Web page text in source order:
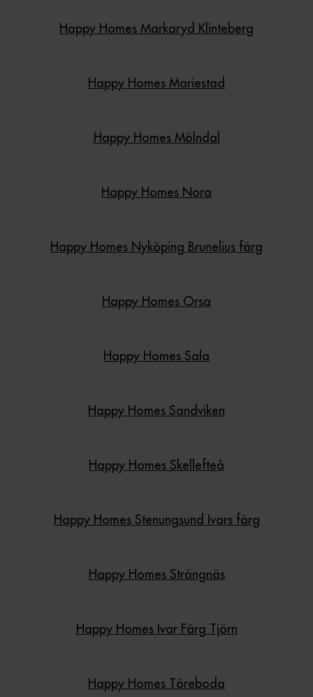
Happy Homes Markaryd Klinteberg
Happy Homes Mariestad
Happy Homes Mölndal
Happy Homes Nora
Happy Homes Nyköping Brunelius färg
Happy Homes Orsa
Happy Homes Sala
Happy Homes Sandviken
Happy Homes Skellefteå
Happy Homes Stenungsund Ivars färg
Happy Homes Strängnäs
Happy Homes Ivar Färg Tjörn
Happy Homes Töreboda